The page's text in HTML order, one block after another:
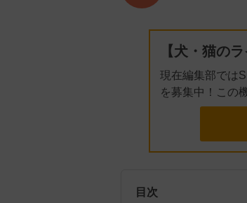
【犬・猫の
現在編集部では
を募集中！この
目次